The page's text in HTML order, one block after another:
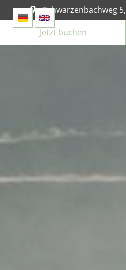
Schwarzenbachweg 5,
Jetzt buchen